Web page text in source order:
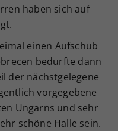
haben sich auf
einen Aufschub
bedurfte dann
der nächstgelegene
vorgegebene
Ungarns und sehr
schöne Halle sein.